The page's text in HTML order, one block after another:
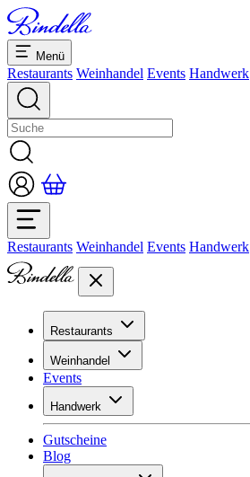
Menü
Restaurants Weinhandel Events Handwerk
Restaurants Weinhandel Events Handwerk
Restaurants
Übersicht Restaurants
Bankette & Events
Dolcezze
Weinhandel
Übersicht
Sortiment
Vinotecas
Inspiration
Events
Handwerk
Übersicht
Gipsen
Gutscheine
Blog